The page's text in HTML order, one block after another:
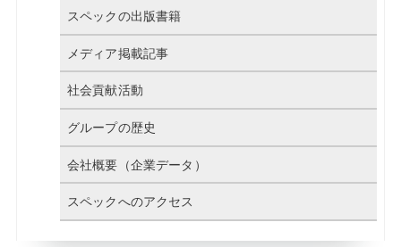
スペックの出版書籍
メディア掲載記事
社会貢献活動
グループの歴史
会社概要（企業データ）
スペックへのアクセス